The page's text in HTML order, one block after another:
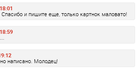
и пишите еще, только картнок маловато!
написано. Молодец!